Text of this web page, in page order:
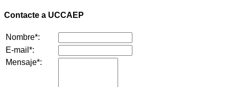
Contacte a UCCAEP
Nombre*:
E-mail*:
Mensaje*: